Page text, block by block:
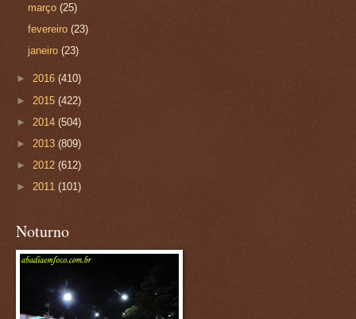
março(25)
fevereiro(23)
janeiro(23)
► 2016 (410)
► 2015 (422)
► 2014 (504)
► 2013 (809)
► 2012 (612)
► 2011 (101)
Noturno